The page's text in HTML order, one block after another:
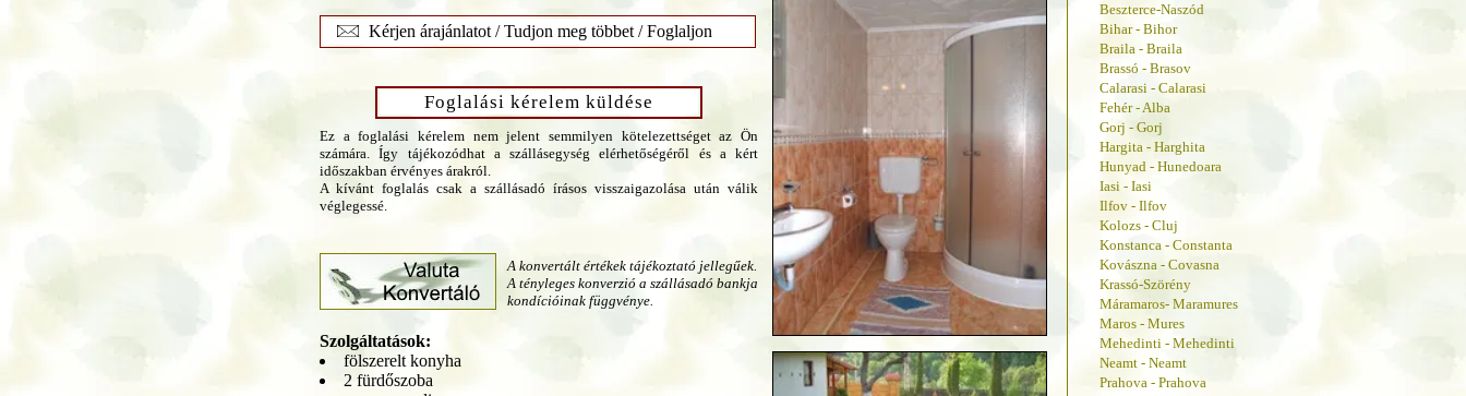
Kérjen árajánlatot / Tudjon meg többet / Foglaljon
Foglalási kérelem küldése
Ez a foglalási kérelem nem jelent semmilyen kötelezettséget az Ön
számára. Így tájékozódhat a szállásegység elérhetőségéről és a kért
időszakban érvényes árakról.
A kívánt foglalás csak a szállásadó írásos visszaigazolása után válik
véglegessé.
A konvertált értékek tájékoztató jellegűek.
A tényleges konverzió a szállásadó bankja
kondícióinak függvénye.
Szolgáltatások:
fölszerelt konyha
2 fürdőszoba
Beszterce-Naszód
Bihar - Bihor
Braila - Braila
Brassó - Brasov
Calarasi - Calarasi
Fehér - Alba
Gorj - Gorj
Hargita - Harghita
Hunyad - Hunedoara
Iasi - Iasi
Ilfov - Ilfov
Kolozs - Cluj
Konstanca - Constanta
Kovászna - Covasna
Krassó-Szörény
Máramaros- Maramures
Maros - Mures
Mehedinti - Mehedinti
Neamt - Neamt
Prahova - Prahova